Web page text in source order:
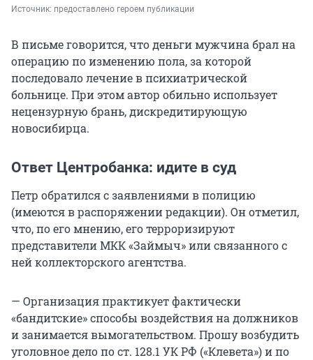
Источник: предоставлено героем публикации
В письме говорится, что деньги мужчина брал на
операцию по изменению пола, за которой
последовало лечение в психиатрической
больнице. При этом автор обильно использует
нецензурную брань, дискредитирующую
новосибирца.
Ответ Центробанка: идите в суд
Петр обратился с заявлениями в полицию
(имеются в распоряжении редакции). Он отметил,
что, по его мнению, его терроризируют
представители МКК «Займыч» или связанного с
ней коллекторского агентства.
— Организация практикует фактически
«бандитские» способы воздействия на должников
и занимается вымогательством. Прошу возбудить
уголовное дело по ст. 128.1 УК РФ («Клевета») и по